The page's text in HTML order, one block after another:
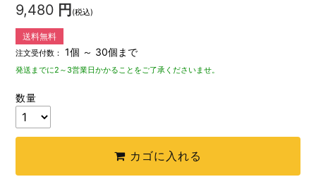
9,480 円 (税込)
送料無料
注文受付数： 1個 ～ 30個まで
発送までに2～3営業日かかることをご了承くださいませ。
数量
カゴに入れる